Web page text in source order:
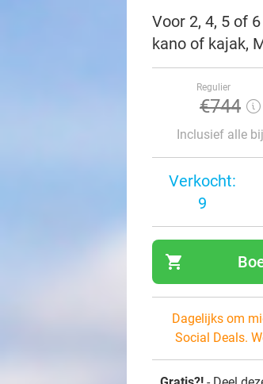
Voor 2, 4, 5 of
kano of kajak,
Regulier
€744
Inclusief alle
Verkocht:
9
shopping_cart
Dagelijks om
Social Deals.